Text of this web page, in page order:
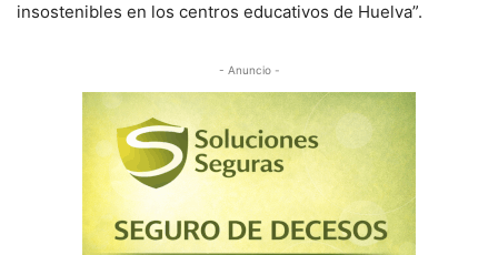
insostenibles en los centros educativos de Huelva”.
- Anuncio -